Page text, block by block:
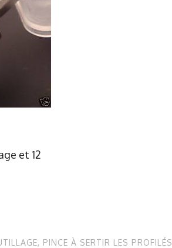
et 12
, PINCE À SERTIR LES PROFILÉS